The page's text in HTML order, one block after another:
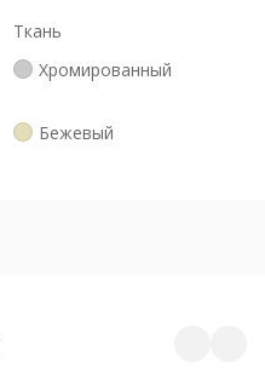
Ткань
Хромированный
Бежевый